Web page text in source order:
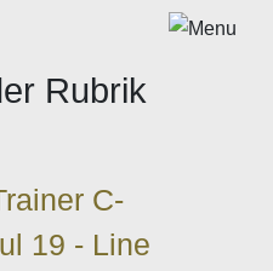
Rubrik
C-
19 - Line